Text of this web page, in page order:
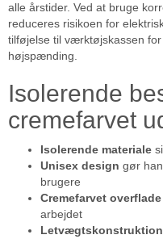
alle årstider. Ved at bruge
reduceres risikoen for
tilføjelse til værktøjskassen
højspænding.
Isolerende
cremefarvet
Isolerende materiale
Unisex design gør
brugere
Cremefarvet overflade
arbejdet
Letvægtskonstruktion